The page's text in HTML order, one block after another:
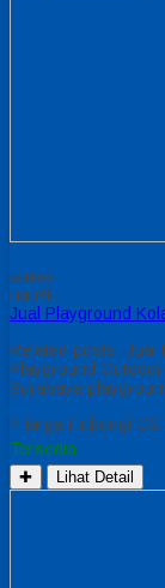
Diskon
nan%
Jual Playground
Related posts: Jual
Playground
Surabaya
*Harga Hubungi CS
Tersedia
✚ Lihat Detail